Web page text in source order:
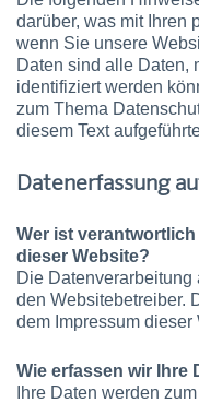
darüber, was mit Ihren
wenn Sie unsere
Daten sind alle Daten,
identifiziert werden
zum Thema
diesem Text
Datenerfassung
Wer ist
dieser Website?
Die Datenverarbeitung
den Websitebetreiber.
dem Impressum dieser
Wie erfassen wir Ihre
Ihre Daten werden